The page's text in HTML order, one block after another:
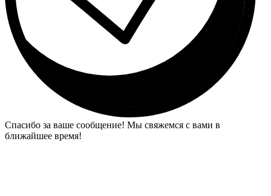
Спасибо за ваше сообщение! Мы свяжемся с вами в
ближайшее время!